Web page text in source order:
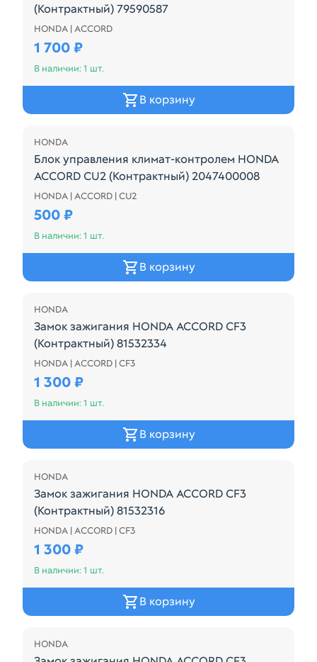
(Контрактный) 79590587
28100P45003
HONDA | ACCORD
1 700 ₽
В наличии: 1 шт.
В корзину
HONDA
Блок управления климат-контролем HONDA
ACCORD CU2 (Контрактный) 2047400008
Блок управления климат-контролем HONDA
HONDA | ACCORD | CU2
500 ₽
В наличии: 1 шт.
В корзину
HONDA
Замок зажигания HONDA ACCORD CF3
(Контрактный) 81532334
Замок зажигания HONDA ACCORD CF3
HONDA | ACCORD | CF3
1 300 ₽
В наличии: 1 шт.
В корзину
HONDA
Замок зажигания HONDA ACCORD CF3
(Контрактный) 81532316
Замок зажигания HONDA ACCORD CF3
HONDA | ACCORD | CF3
1 300 ₽
В наличии: 1 шт.
В корзину
HONDA